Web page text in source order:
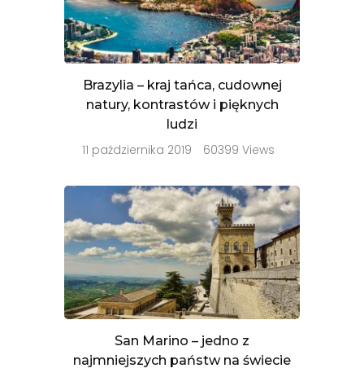
Brazylia – kraj tańca, cudownej
natury, kontrastów i pięknych
ludzi
11 października 2019 60399 Views
San Marino – jedno z
najmniejszych państw na świecie